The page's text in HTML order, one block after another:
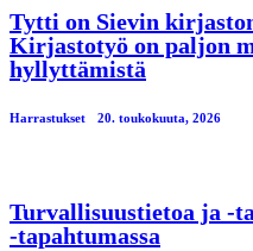
Tytti on Sievin
Kirjastotyö on paljon
hyllyttämistä
Harrastukset 20. toukokuuta, 2026
Turvallisuustietoa ja -
-tapahtumassa